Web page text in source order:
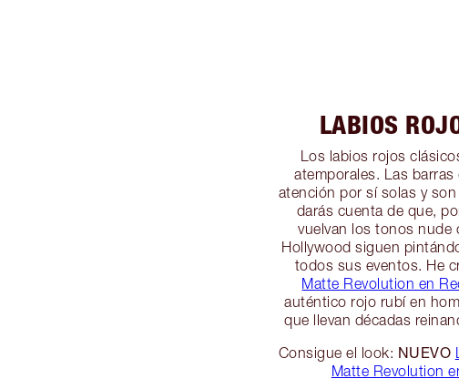
LABIOS
Los labios rojos
atemporales. Las
atención por sí solas y
darás cuenta de que,
vuelvan los tonos nude
Hollywood siguen
todos sus eventos. He
Matte Revolution en
auténtico rojo rubí en
que llevan décadas
Consigue el look: NUEVO
Matte Revolution